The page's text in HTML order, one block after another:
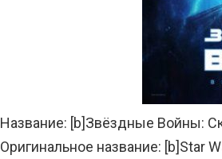
Название: [b]Звёздные Войны:
Оригинальное название: [b]Star